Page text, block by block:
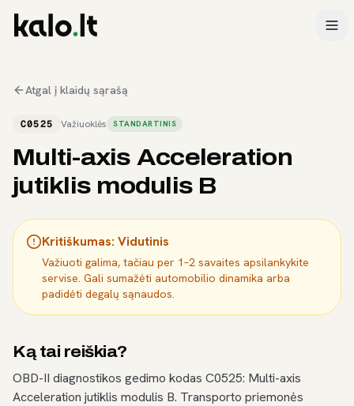
Atgal į klaidų sąrašą
C0525 Važiuoklės STANDARTINIS
Multi-axis Acceleration
jutiklis modulis B
Kritiškumas: Vidutinis
Važiuoti galima, tačiau per 1–2 savaites apsilankykite
servise. Gali sumažėti automobilio dinamika arba
padidėti degalų sąnaudos.
Ką tai reiškia?
OBD-II diagnostikos gedimo kodas C0525: Multi-axis
Acceleration jutiklis modulis B. Transporto priemonės